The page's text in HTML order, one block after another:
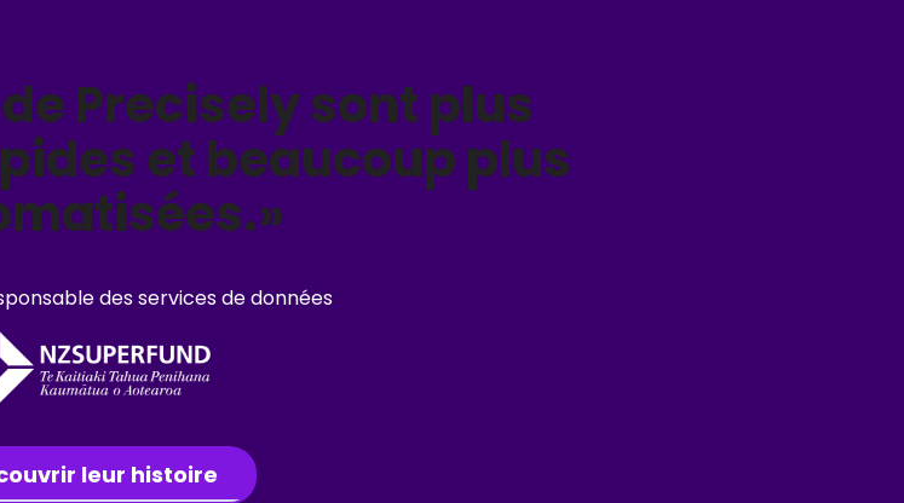
Precisely sont plus
et beaucoup plus
des services de données
leur histoire